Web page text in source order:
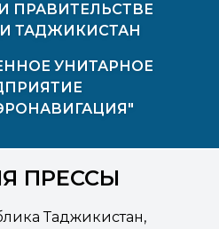
ПРАВИТЕЛЬСТВЕ
ТАДЖИКИСТАН
УНИТАРНОЕ
ПРЕССЫ
Таджикистан,